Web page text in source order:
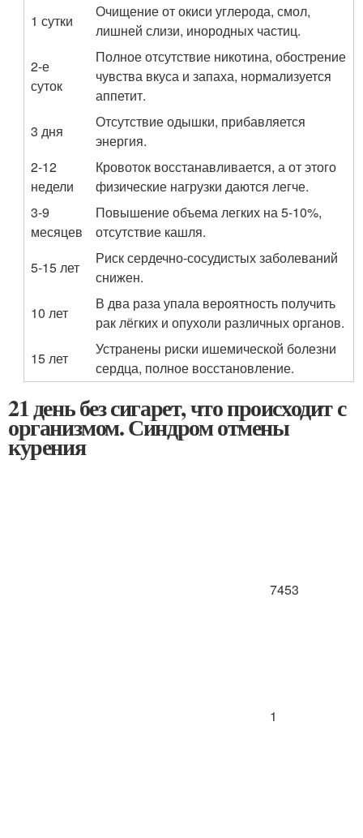
1 сутки
Очищение от окиси углерода, смол,
лишней слизи, инородных частиц.
2-е
суток
Полное отсутствие никотина, обострение
чувства вкуса и запаха, нормализуется
аппетит.
3 дня
Отсутствие одышки, прибавляется
энергия.
2-12
недели
Кровоток восстанавливается, а от этого
физические нагрузки даются легче.
3-9
месяцев
Повышение объема легких на 5-10%,
отсутствие кашля.
5-15 лет
Риск сердечно-сосудистых заболеваний
снижен.
10 лет
В два раза упала вероятность получить
рак лёгких и опухоли различных органов.
15 лет
Устранены риски ишемической болезни
сердца, полное восстановление.
21 день без сигарет, что происходит с
организмом. Синдром отмены
курения
7453
1